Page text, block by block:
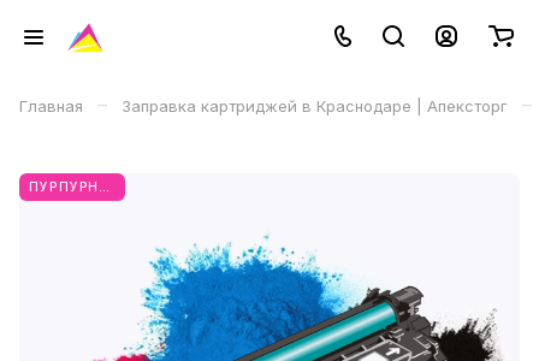
Главная – Заправка картриджей в Краснодаре | Апексторг –